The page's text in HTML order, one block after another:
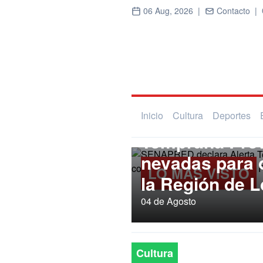
06 Aug, 2026 | Contacto |
Inicio Cultura Deportes
LO MÁS VISTO
SENAPRED
Temprana
nevadas para
la Región de
04 de Agosto
Cultura